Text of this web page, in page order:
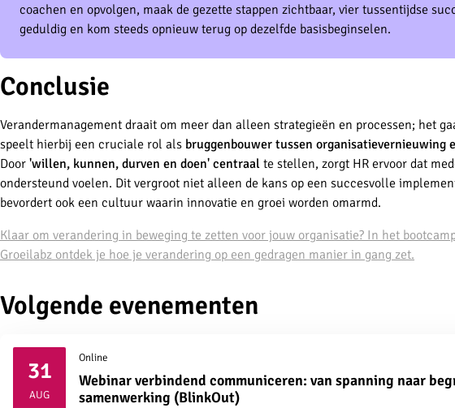
coachen en opvolgen, maak de gezette stappen zichtbaar, vier tussentijdse
geduldig en kom steeds opnieuw terug op dezelfde basisbeginselen.
Conclusie
Verandermanagement draait om meer dan alleen strategieën en processen; het
speelt hierbij een cruciale rol als bruggenbouwer tussen organisatievernieuwing
Door 'willen, kunnen, durven en doen' centraal te stellen, zorgt HR ervoor dat
ondersteund voelen. Dit vergroot niet alleen de kans op een succesvolle
bevordert ook een cultuur waarin innovatie en groei worden omarmd.
Klaar om verandering in beweging te zetten voor jouw organisatie? In het
Groeilabz ontdek je hoe je verandering op een gedragen manier in gang zet.
Volgende evenementen
31
AUG2026
Online
Webinar verbindend communiceren: van spanning naar
samenwerking (BlinkOut)